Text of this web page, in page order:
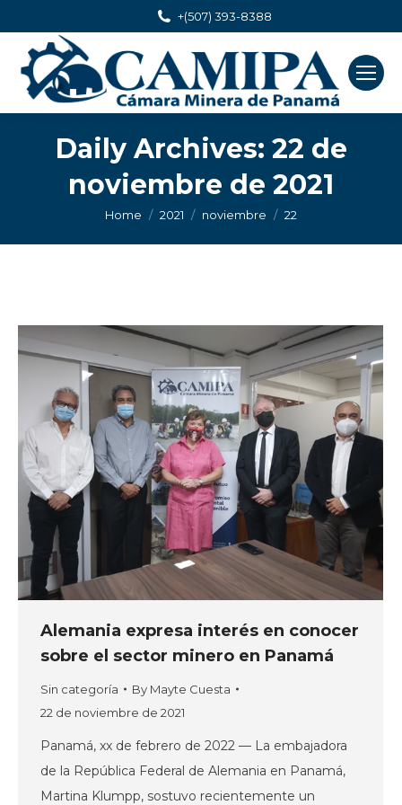
+(507) 393-8388
Daily Archives: 22 de
noviembre de 2021
You are here:
Home 2021 noviembre 22
Alemania expresa interés en conocer
sobre el sector minero en Panamá
Sin categoría By Mayte Cuesta
22 de noviembre de 2021
Panamá, xx de febrero de 2022 — La embajadora
de la República Federal de Alemania en Panamá,
Martina Klumpp, sostuvo recientemente un